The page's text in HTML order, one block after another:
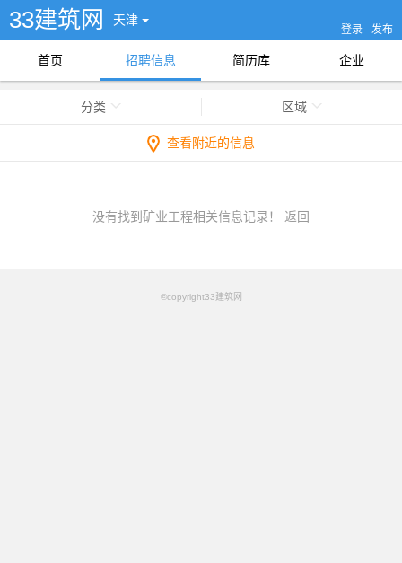
33建筑网 天津
登录 发布
首页 招聘信息 简历库 企业
分类 区域
查看附近的信息
没有找到矿业工程相关信息记录！ 返回
©copyright33建筑网